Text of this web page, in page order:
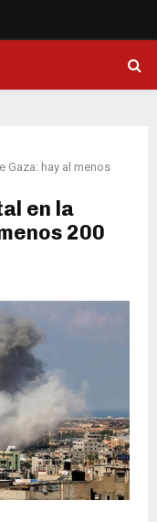
Gaza: hay al menos
en la
200